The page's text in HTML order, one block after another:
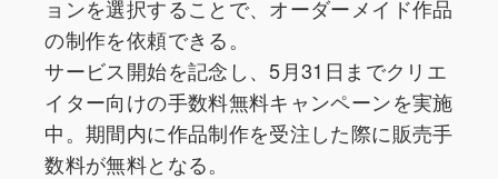
ョンを選択することで、オーダーメイド作品
の制作を依頼できる。
サービス開始を記念し、5月31日までクリエ
イター向けの手数料無料キャンペーンを実施
中。期間内に作品制作を受注した際に販売手
数料が無料となる。